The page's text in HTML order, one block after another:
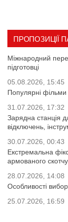
ПРОПОЗИЦІЇ
Міжнародний
підготовці
05.08.2026, 15:45
Популярні фільми
31.07.2026, 17:32
Зарядна станція
відключень,
30.07.2026, 00:43
Екстремальна
армованого скотчу
28.07.2026, 14:08
Особливості
25.07.2026, 16:59